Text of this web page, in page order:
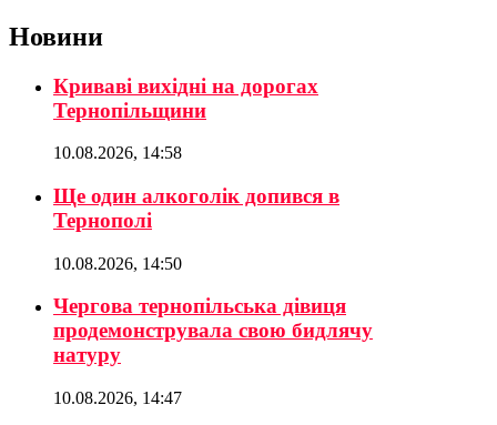
Новини
Криваві вихідні на дорогах
Тернопільщини
10.08.2026, 14:58
Ще один алкоголік допився в
Тернополі
10.08.2026, 14:50
Чергова тернопільська дівиця
продемонструвала свою бидлячу
натуру
10.08.2026, 14:47